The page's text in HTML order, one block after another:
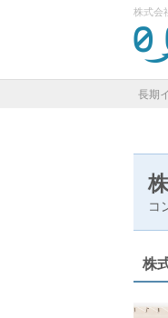
株式会
長期
コ
株